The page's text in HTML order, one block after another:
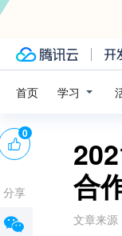
首页 学习
合
文章来源
0
分享